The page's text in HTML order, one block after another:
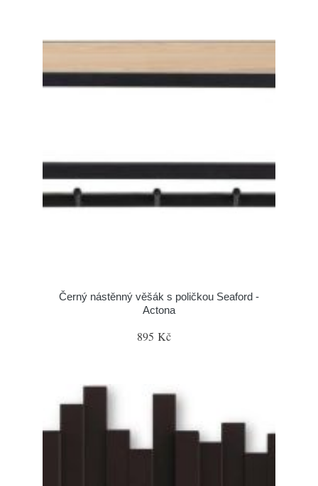
Černý nástěnný věšák s poličkou Seaford -
Actona
895 Kč